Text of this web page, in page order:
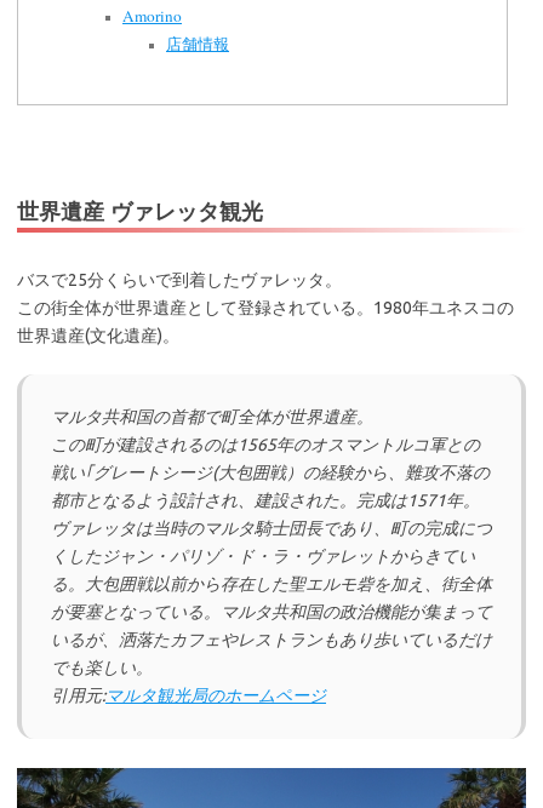
Amorino
店舗情報
世界遺産 ヴァレッタ観光
バスで25分くらいで到着したヴァレッタ。
この街全体が世界遺産として登録されている。1980年ユネスコの
世界遺産(文化遺産)。
マルタ共和国の首都で町全体が世界遺産。
この町が建設されるのは1565年のオスマントルコ軍との
戦い｢グレートシージ(大包囲戦）の経験から、難攻不落の
都市となるよう設計され、建設された。完成は1571年。
ヴァレッタは当時のマルタ騎士団長であり、町の完成につ
くしたジャン・パリゾ・ド・ラ・ヴァレットからきてい
る。大包囲戦以前から存在した聖エルモ砦を加え、街全体
が要塞となっている。マルタ共和国の政治機能が集まって
いるが、洒落たカフェやレストランもあり歩いているだけ
でも楽しい。
引用元:マルタ観光局のホームページ